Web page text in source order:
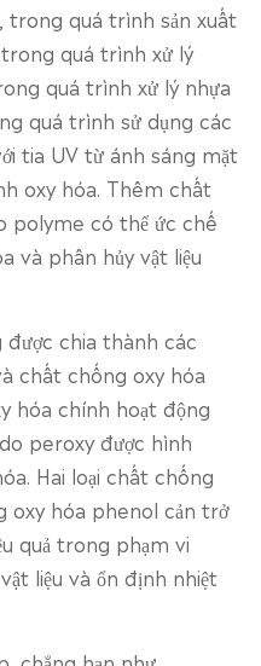
trong quá trình sản xuất
quá trình xử lý
quá trình xử lý nhựa
quá trình sử dụng các
tia UV từ ánh sáng mặt
oxy hóa. Thêm chất
polyme có thể ức chế
và phân hủy vật liệu
chia thành các
chất chống oxy hóa
hóa chính hoạt động
peroxy được hình
Hai loại chất chống
oxy hóa phenol cản trở
quả trong phạm vi
liệu và ổn định nhiệt